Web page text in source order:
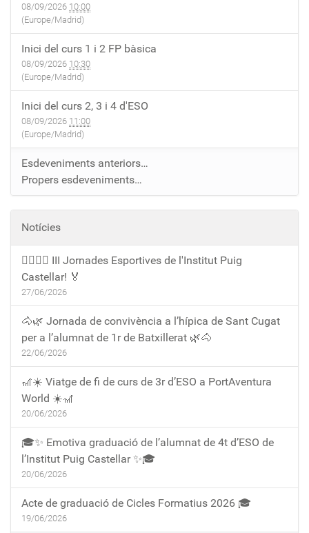
08/09/2026 10:00
(Europe/Madrid)
Inici del curs 1 i 2 FP bàsica
08/09/2026 10:30
(Europe/Madrid)
Inici del curs 2, 3 i 4 d'ESO
08/09/2026 11:00
(Europe/Madrid)
Esdeveniments anteriors…
Propers esdeveniments…
Notícies
🏃‍♀️🏃‍♂️ III Jornades Esportives de l'Institut Puig
Castellar! 🏅
27/06/2026
🐴🌿 Jornada de convivència a l’hípica de Sant Cugat
per a l’alumnat de 1r de Batxillerat 🌿🐴
22/06/2026
🎢☀️ Viatge de fi de curs de 3r d’ESO a PortAventura
World ☀️🎢
20/06/2026
🎓✨ Emotiva graduació de l’alumnat de 4t d’ESO de
l’Institut Puig Castellar ✨🎓
20/06/2026
Acte de graduació de Cicles Formatius 2026 🎓
19/06/2026